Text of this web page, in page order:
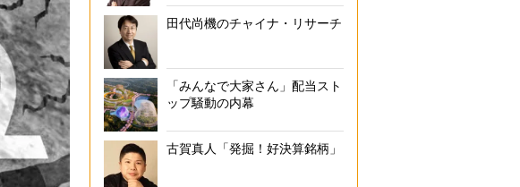
田代尚機のチャイナ・リサーチ
「みんなで大家さん」配当スト
ップ騒動の内幕
古賀真人「発掘！好決算銘柄」